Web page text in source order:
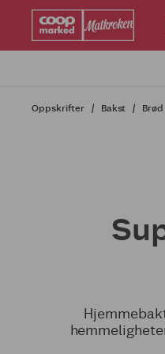
Oppskrifter Bakst Brød